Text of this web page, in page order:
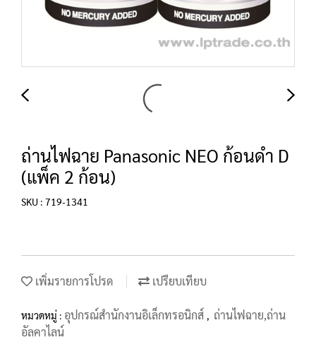
ถ่านไฟฉาย Panasonic NEO ก้อนดำ D
(แพ็ค 2 ก้อน)
SKU : 719-1341
เพิ่มรายการโปรด เปรียบเทียบ
หมวดหมู่ : อุปกรณ์สำนักงานอิเล็กทรอนิกส์ , ถ่านไฟฉาย,ถ่าน
อัลคาไลน์